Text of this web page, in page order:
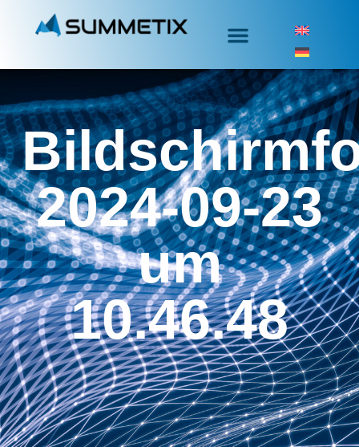
2024-09-23
um
10.46.48